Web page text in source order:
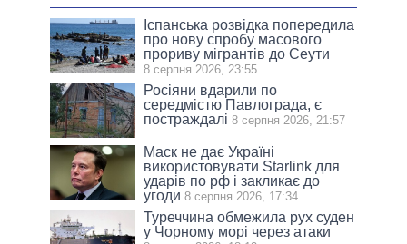
Іспанська розвідка попередила
про нову спробу масового
прориву мігрантів до Сеути
8 серпня 2026, 23:55
Росіяни вдарили по
середмістю Павлограда, є
постраждалі 8 серпня 2026, 21:57
Маск не дає Україні
використовувати Starlink для
ударів по рф і закликає до
угоди 8 серпня 2026, 17:34
Туреччина обмежила рух суден
у Чорному морі через атаки